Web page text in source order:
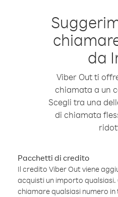
da
Viber Out ti
chiamata a un
Scegli tra una
di chiamata
Pacchetti di credito
Il credito Viber Out viene
acquisti un importo
chiamare qualsiasi numero